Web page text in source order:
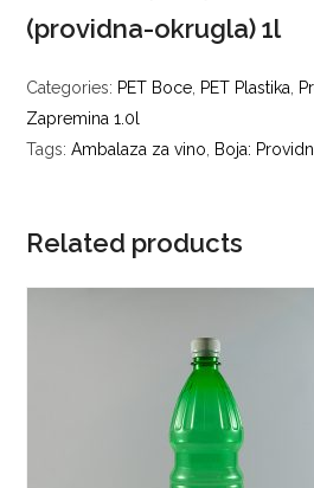
(providna-okrugla) 1l
Categories: PET Boce PET Plastika
Zapremina 1.0l
Tags:Ambalaza za vino Boja:
Related products